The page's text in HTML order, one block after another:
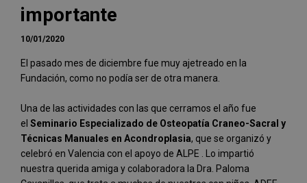
importante
10/01/2020
El pasado mes de diciembre fue muy ajetreado en la
Fundación, como no podía ser de otra manera.
Una de las actividades con las que cerramos el año fue
el Seminario Especializado de Osteopatía Craneo-Sacral y
Técnicas Manuales en Acondroplasia, que se organizó y
celebró en Valencia con el apoyo de ALPE . Lo impartió
nuestra querida amiga y colaboradora la Dra. Paloma